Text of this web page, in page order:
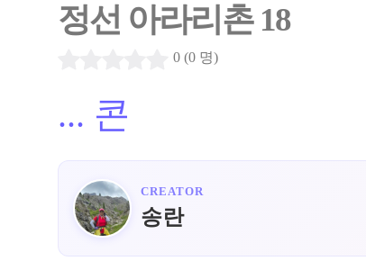
정선 아라리촌 18
0 (0 명)
... 콘
CREATOR
송란